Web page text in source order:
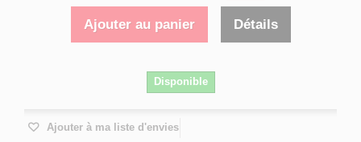
Ajouter au panier Détails
Disponible
Ajouter à ma liste d'envies